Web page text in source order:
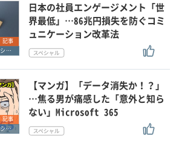
記事
グループウェア・コラボレーション
日本の社員エンゲージメント「世
界最低」…86兆円損失を防ぐコミ
ュニケーション改革法
記事
グループウェア・コラボレーション
【マンガ】「データ消失か！？」
…焦る男が痛感した「意外と知ら
ない」Microsoft 365